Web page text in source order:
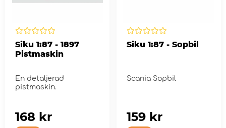
Siku 1:87 - 1897
Pistmaskin
En detaljerad
pistmaskin.
168 kr
Siku 1:87 - Sopbil
Scania Sopbil
159 kr